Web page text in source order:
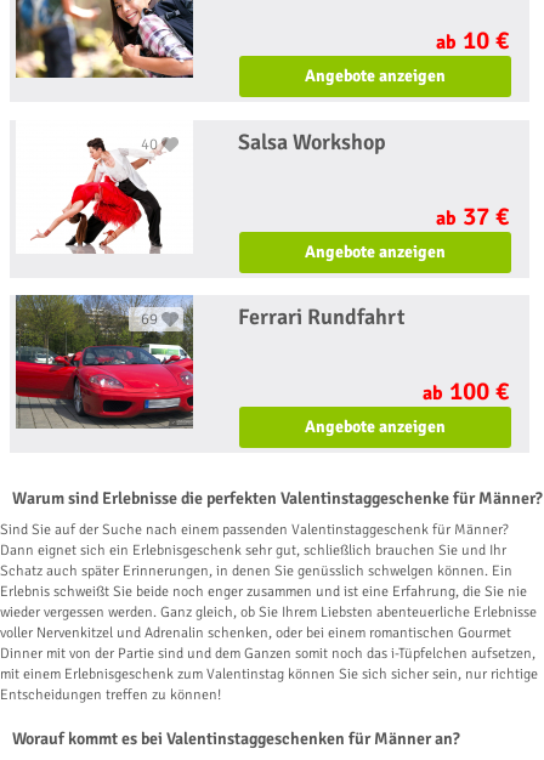
ab 10 €
Angebote anzeigen
40 Salsa Workshop
ab 37 €
Angebote anzeigen
69 Ferrari Rundfahrt
ab 100 €
Angebote anzeigen
Warum sind Erlebnisse die perfekten Valentinstaggeschenke für Männer?
Sind Sie auf der Suche nach einem passenden Valentinstaggeschenk für Männer?
Dann eignet sich ein Erlebnisgeschenk sehr gut, schließlich brauchen Sie und Ihr
Schatz auch später Erinnerungen, in denen Sie genüsslich schwelgen können. Ein
Erlebnis schweißt Sie beide noch enger zusammen und ist eine Erfahrung, die Sie nie
wieder vergessen werden. Ganz gleich, ob Sie Ihrem Liebsten abenteuerliche Erlebnisse
voller Nervenkitzel und Adrenalin schenken, oder bei einem romantischen Gourmet
Dinner mit von der Partie sind und dem Ganzen somit noch das i-Tüpfelchen aufsetzen,
mit einem Erlebnisgeschenk zum Valentinstag können Sie sich sicher sein, nur richtige
Entscheidungen treffen zu können!
Worauf kommt es bei Valentinstaggeschenken für Männer an?